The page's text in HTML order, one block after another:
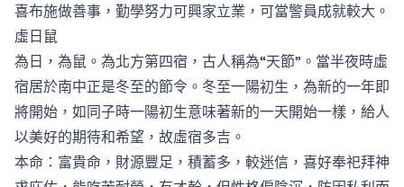
喜布施做善事，勤學努力可興家立業，可當警員成就較大。
虛日鼠
為日，為鼠。為北方第四宿，古人稱為“天節”。當半夜時虛
宿居於南中正是冬至的節令。冬至一陽初生，為新的一年即
將開始，如同子時一陽初生意味著新的一天開始一樣，給人
以美好的期待和希望，故虛宿多吉。
本命：富貴命，財源豐足，積蓄多，較迷信，喜好奉祀拜神